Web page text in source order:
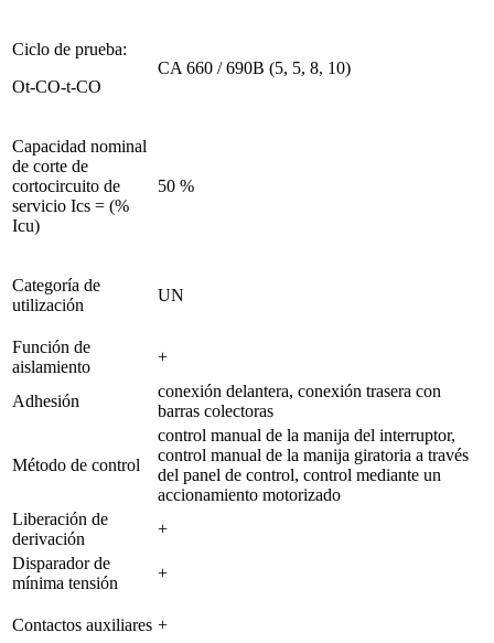
Ciclo de prueba:
Ot-CO-t-CO
CA 660 / 690B (5, 5, 8, 10)
Capacidad nominal
de corte de
cortocircuito de
servicio Ics = (%
Icu)
50 %
Categoría de
utilización
UN
Función de
aislamiento
+
Adhesión
conexión delantera, conexión trasera con
barras colectoras
Método de control
control manual de la manija del interruptor,
control manual de la manija giratoria a través
del panel de control, control mediante un
accionamiento motorizado
Liberación de
derivación
+
Disparador de
mínima tensión
+
Contactos auxiliares +